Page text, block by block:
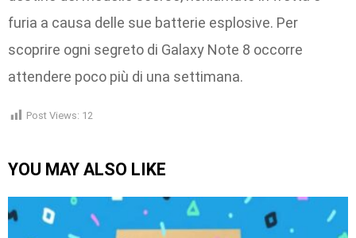
furia a causa delle sue batterie esplosive. Per
scoprire ogni segreto di Galaxy Note 8 occorre
attendere poco più di una settimana.
Post Views: 12
YOU MAY ALSO LIKE